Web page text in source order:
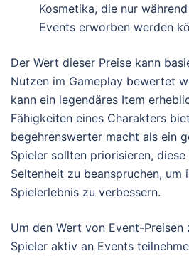
Kosmetika, die nur
Events erworben werden
Der Wert dieser Preise kann
Nutzen im Gameplay bewertet
kann ein legendäres Item
Fähigkeiten eines Charakters
begehrenswerter macht als ein
Spieler sollten priorisieren,
Seltenheit zu beanspruchen, um
Spielerlebnis zu verbessern.
Um den Wert von Event-
Spieler aktiv an Events